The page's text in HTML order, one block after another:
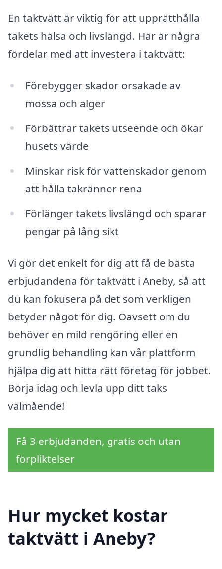
En taktvätt är viktig för att upprätthålla
takets hälsa och livslängd. Här är några
fördelar med att investera i taktvätt:
Förebygger skador orsakade av
mossa och alger
Förbättrar takets utseende och ökar
husets värde
Minskar risk för vattenskador genom
att hålla takrännor rena
Förlänger takets livslängd och sparar
pengar på lång sikt
Vi gör det enkelt för dig att få de bästa
erbjudandena för taktvätt i Aneby, så att
du kan fokusera på det som verkligen
betyder något för dig. Oavsett om du
behöver en mild rengöring eller en
grundlig behandling kan vår plattform
hjälpa dig att hitta rätt företag för jobbet.
Börja idag och levla upp ditt taks
välmående!
Få 3 erbjudanden, gratis och utan
förpliktelser
Hur mycket kostar
taktvätt i Aneby?